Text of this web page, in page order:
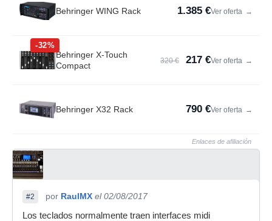
Behringer WING Rack 1.385 €Ver oferta →
-32%
Behringer X-Touch
Compact
320 € 217 €Ver oferta →
Behringer X32 Rack 790 €Ver oferta →
Enlaces de afiliación
#2 por RaulMX el 02/08/2017
Los teclados normalmente traen interfaces midi